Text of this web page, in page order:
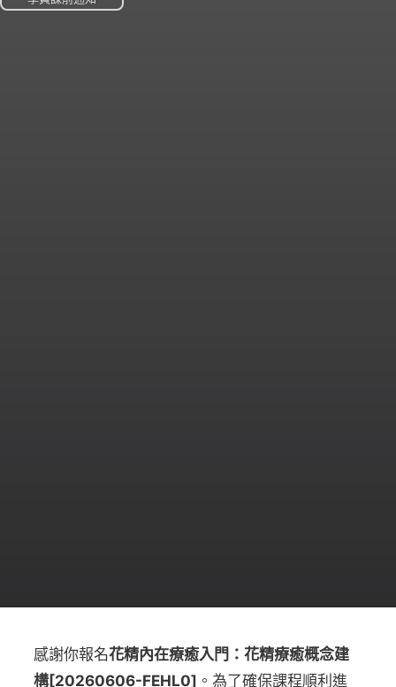
感謝你報名花精內在療癒入門：花精療癒概念建
構[20260606-FEHL0] 。為了確保課程順利進